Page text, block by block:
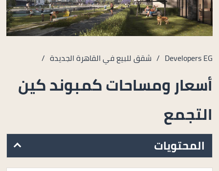
Developers EG
/ شقق للبيع في القاهرة الجديدة /
أسعار ومساحات كمبوند كين
التجمع
المحتويات